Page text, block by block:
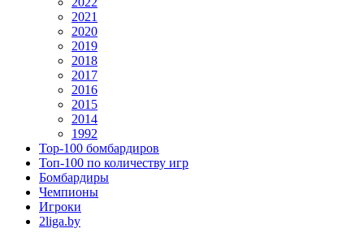
2021
2020
2019
2018
2017
2016
2015
2014
1992
Top-100 бомбардиров
Топ-100 по количеству игр
Бомбардиры
Чемпионы
Игроки
2liga.by